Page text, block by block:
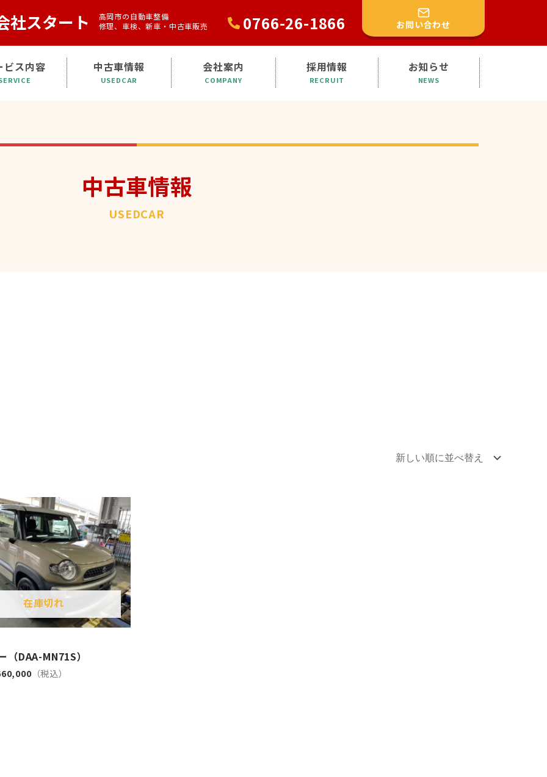
社スタート
高岡市の自動車整備
修理、車検、新車・中古車販売
0766-26-1866 お問い合わせ
ビス内容 中古車情報
USEDCAR
会社案内
COMPANY
採用情報
RECRUIT
お知らせ
NEWS
中古車情報
USEDCAR
在庫切れ
（DAA-MN71S）
（税込）